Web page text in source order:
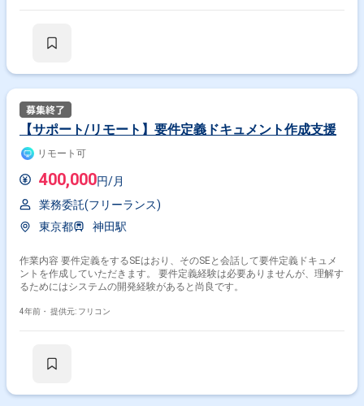
【サポート/リモート】要件定義ドキュメント作成支援
リモート可
400,000円/月
業務委託(フリーランス)
東京都
神田駅
作業内容 要件定義をするSEはおり、そのSEと会話して要件定義ドキュメ
ントを作成していただきます。 要件定義経験は必要ありませんが、理解す
るためにはシステムの開発経験があると尚良です。
4年前・ 提供元: フリコン